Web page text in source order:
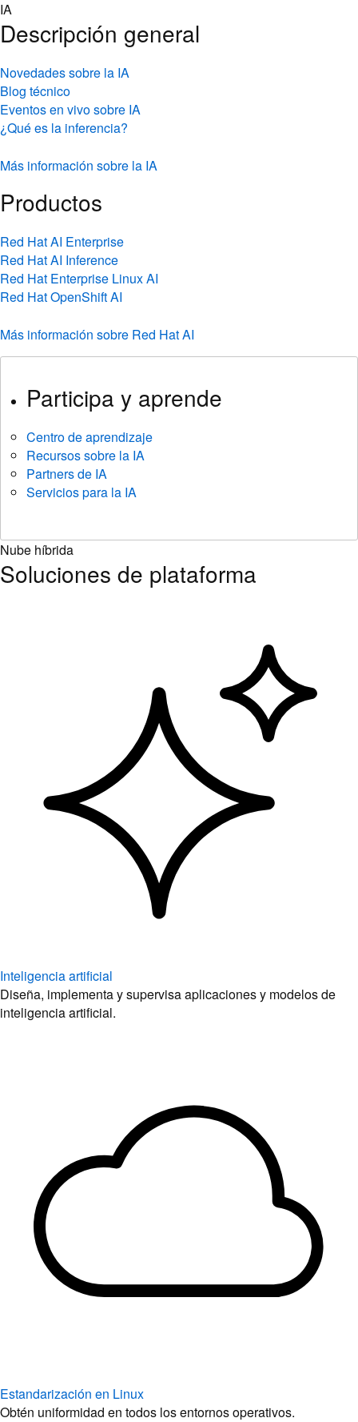
Skip
to
content
IA
Descripción general
Novedades sobre la IA
Blog técnico
Eventos en vivo sobre IA
¿Qué es la inferencia?
Más información sobre la IA
Productos
Red Hat AI Enterprise
Red Hat AI Inference
Red Hat Enterprise Linux AI
Red Hat OpenShift AI
Más información sobre Red Hat AI
Participa y aprende
Centro de aprendizaje
Recursos sobre la IA
Partners de IA
Servicios para la IA
Nube híbrida
Soluciones de plataforma
Inteligencia artificial
Diseña, implementa y supervisa aplicaciones y modelos de
inteligencia artificial.
Estandarización en Linux
Obtén uniformidad en todos los entornos operativos.